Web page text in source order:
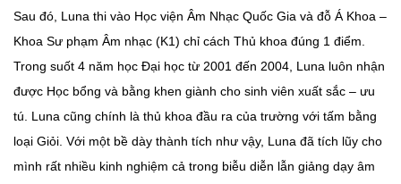
Sau đó, Luna thi vào Học viện Âm Nhạc Quốc Gia và đỗ Á Khoa –
Khoa Sư phạm Âm nhạc (K1) chỉ cách Thủ khoa đúng 1 điểm.
Trong suốt 4 năm học Đại học từ 2001 đến 2004, Luna luôn nhận
được Học bổng và bằng khen giành cho sinh viên xuất sắc – ưu
tú. Luna cũng chính là thủ khoa đầu ra của trường với tấm bằng
loại Giỏi. Với một bề dày thành tích như vậy, Luna đã tích lũy cho
mình rất nhiều kinh nghiệm cả trong biễu diễn lẫn giảng dạy âm